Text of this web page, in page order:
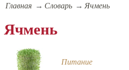
Главная Словарь Ячмень
Ячмень
Питание